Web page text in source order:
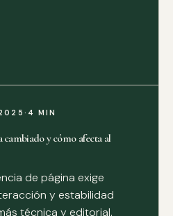
· 4 MIN
cambiado y cómo afecta al
de página exige
y estabilidad
técnica y editorial.